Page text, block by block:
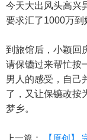
今天大出风头高兴
要求汇了1000万到
到旅馆后，小颖回
请保镳过来帮忙按
男人的感受，自己
了，又让保镳改按
梦乡。
上一篇： 【原创】 完美淫女养